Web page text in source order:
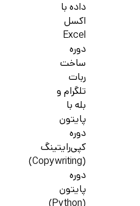
داده با
اکسل
Excel
دوره
ساخت
ربات
تلگرام و
بله با
پایتون
دوره
کپی‌رایتینگ
(Copywriting)
دوره
پایتون